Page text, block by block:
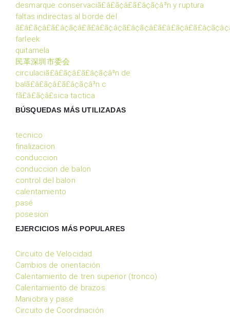
desmarque conservaciã£â£ã¢â£ã£â¢ã¢â³n y ruptura
faltas indirectas al borde del
farleek
quitamela
民革深圳市委会
circulaciã£â£ã¢â£ã£â¢ã¢â³n de
balã£â£ã¢â£ã£â¢ã¢â³n c
fã£â£ã¢â£sica tactica
BÚSQUEDAS MÁS UTILIZADAS
tecnico
finalizacion
conduccion
conduccion de balon
control del balon
calentamiento
pasé
posesion
EJERCICIOS MÁS POPULARES
Circuito de Velocidad
Cambios de orientación
Calentamiento de tren superior (tronco)
Calentamiento de brazos
Maniobra y pase
Circuito de Coordinación